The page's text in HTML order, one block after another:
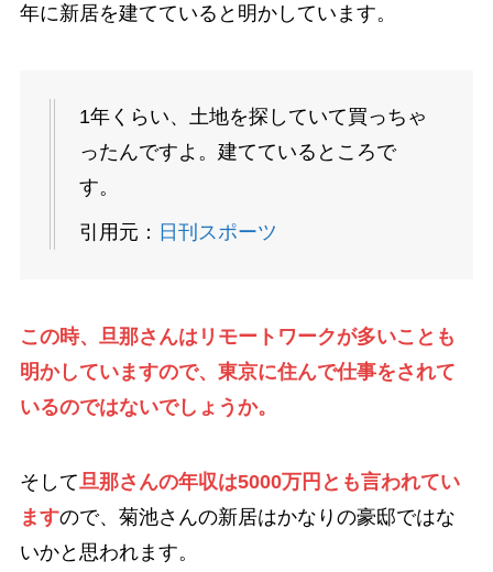
年に新居を建てていると明かしています。
1年くらい、土地を探していて買っちゃ
ったんですよ。建てているところで
す。
引用元： 日刊スポーツ
この時、旦那さんはリモートワークが多いことも
明かしていますので、東京に住んで仕事をされて
いるのではないでしょうか。
そして旦那さんの年収は5000万円とも言われてい
ますので、菊池さんの新居はかなりの豪邸ではな
いかと思われます。